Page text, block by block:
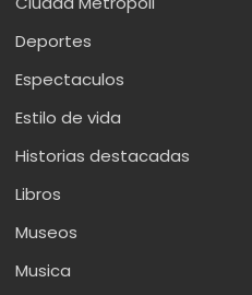
Deportes
Espectaculos
Estilo de vida
Historias destacadas
Libros
Museos
Musica